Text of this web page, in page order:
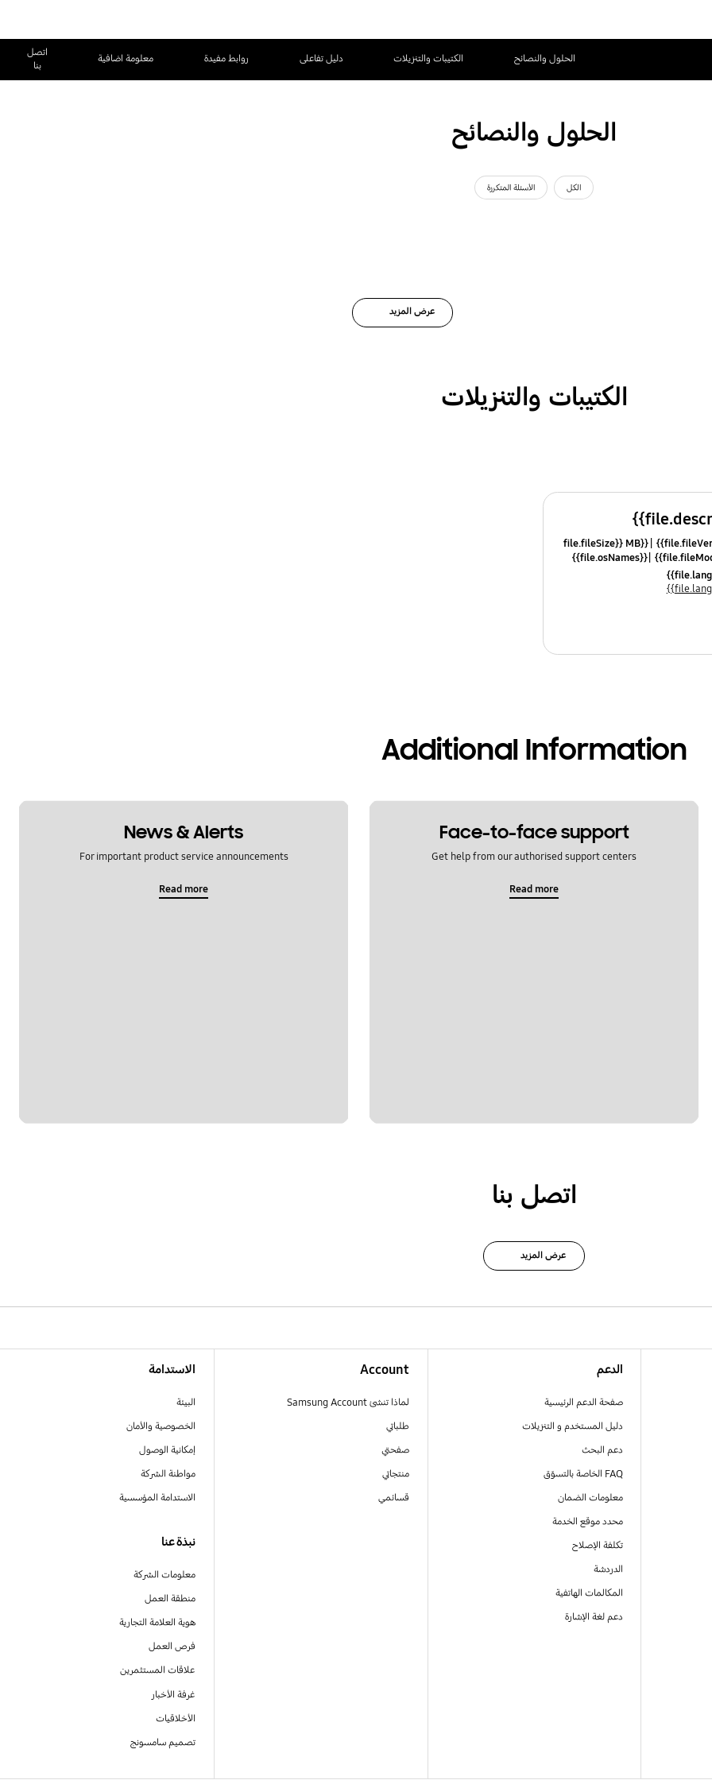
الحلول والنصائح الكتيبات والتنزيلات دليل تفاعلى روابط مفيدة معلومة اضافية
اتصل
بنا
الحلول والنصائح
الكل الأسئلة المتكررة
عرض المزيد
الكتيبات والتنزيلات
{{file.fileSize}} MB
{{file.osNames}}
Additional Information
Face-to-face support
Get help from our authorised support centers
Read more
News & Alerts
For important product service announcements
Read more
اتصل بنا
عرض المزيد
الدعم
صفحة الدعم الرئيسية
دليل المستخدم و التنزيلات
دعم البحث
FAQ الخاصة بالتسوّق
معلومات الضمان
محدد موقع الخدمة
تكلفة الإصلاح
الدردشة
المكالمات الهاتفية
دعم لغة الإشارة
Account
لماذا تنشئ Samsung Account
طلباتي
صفحتي
منتجاتي
قسائمي
الاستدامة
البيئة
الخصوصية والأمان
إمكانية الوصول
مواطنة الشركة
الاستدامة المؤسسية
نبذة عنا
معلومات الشركة
منطقة العمل
هوية العلامة التجارية
فرص العمل
علاقات المستثمرين
غرفة الأخبار
الأخلاقيات
تصميم سامسونج